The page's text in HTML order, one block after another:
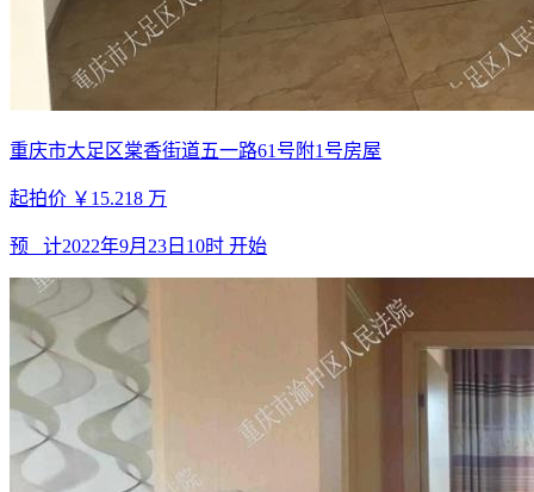
重庆市大足区棠香街道五一路61号附1号房屋
起拍价 ￥15.218 万
预 计2022年9月23日10时 开始